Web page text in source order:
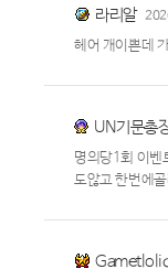
라리알
헤어 개이쁜데
UN기문총
명의당1회 이벤
도않고 한번에